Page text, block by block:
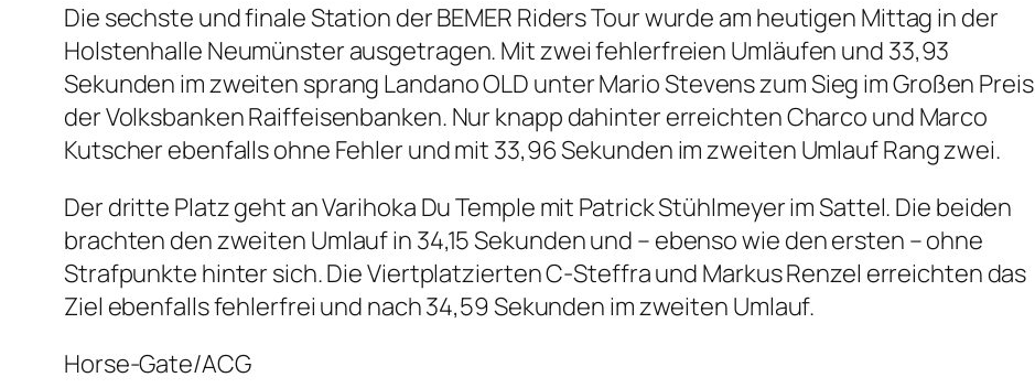
Die sechste und finale Station der BEMER Riders Tour wurde am heutigen Mittag in der
Holstenhalle Neumünster ausgetragen. Mit zwei fehlerfreien Umläufen und 33,93
Sekunden im zweiten sprang Landano OLD unter Mario Stevens zum Sieg im Großen Preis
der Volksbanken Raiffeisenbanken. Nur knapp dahinter erreichten Charco und Marco
Kutscher ebenfalls ohne Fehler und mit 33,96 Sekunden im zweiten Umlauf Rang zwei.
Der dritte Platz geht an Varihoka Du Temple mit Patrick Stühlmeyer im Sattel. Die beiden
brachten den zweiten Umlauf in 34,15 Sekunden und – ebenso wie den ersten – ohne
Strafpunkte hinter sich. Die Viertplatzierten C-Steffra und Markus Renzel erreichten das
Ziel ebenfalls fehlerfrei und nach 34,59 Sekunden im zweiten Umlauf.
Horse-Gate/ACG